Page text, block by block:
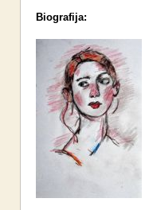
Biografija: